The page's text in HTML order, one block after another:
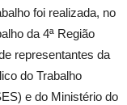
foi realizada, no
da 4ª Região
representantes da
do Trabalho
e do Ministério do